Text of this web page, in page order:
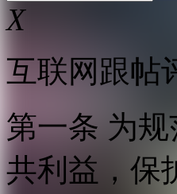
X
互联网跟帖
第一条 为
共利益，保